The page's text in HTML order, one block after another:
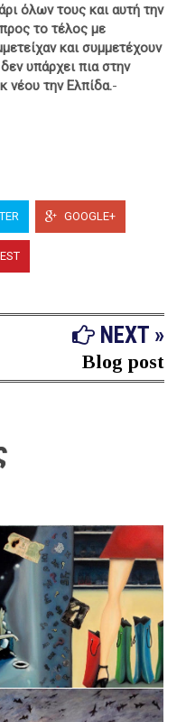
όλων τους και αυτή την
το τέλος με
και συμμετέχουν
υπάρχει πια στην
νέου την Ελπίδα.-
GOOGLE+
NEXT »
Blog post